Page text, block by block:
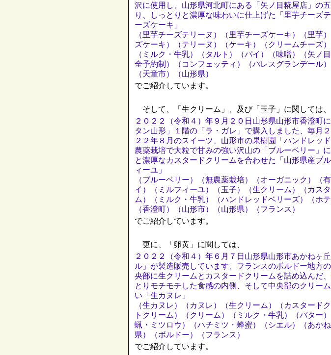
沢に使用し、山形県河北町にある「矢ノ目糀屋店」の
り、しっとりと濃厚な味わいに仕上げた「里芋チーズ
ーズケーキ」
（里芋チーズテリーヌ）（里芋チーズケーキ）（里芋
ズケーキ）（テリーヌ）（ケーキ）（クリームチーズ
（ミルク・牛乳）（タルト）（パイ）（味噌）（矢ノ
全予約制）（コンフェッティ）（パレスグランデール
（天童市）（山形県）
でご紹介しています。
そして、「生クリーム」、及び「玉子」に関しては、
２０２２（令和４）年９月２０日山形県山形市香澄町
タン山形」１階の「ラ・ガレ」で購入しました、毎月
２２年８月のスイーツ、山形市の果樹園「ハンドレッ
農薬栽培で大粒で甘みの強い沢山の「ブルーベリー」
と濃厚なカスタードクリームを合わせた「山形県産ブ
ィーユ」
（ブルーベリー）（無農薬栽培）（オーガニック）（
イ）（ミルフィーユ）（玉子）（生クリーム）（カス
ム）（ミルク・牛乳）（ハンドレッドベリーズ）（ホ
（香澄町）（山形市）（山形県）（フランス）
でご紹介しています。
更に、「卵黄」に関しては、
２０２２（令和４）年６月７日山形県山形市あかねヶ
ル」が製造販売しています、フランスのボルドー地方
央部に生クリームとカスタードクリームを詰め込んだ
とりモチモチした食感の内側、そして中央部のクリー
い「生カヌレ」
（生カヌレ）（カヌレ）（生クリーム）（カスタード
トクリーム）（クリーム）（ミルク・牛乳）（バター
蝋・ミツロウ）（ハチミツ・蜂蜜）（シエル）（あか
県）（ボルドー）（フランス）
でご紹介しています。